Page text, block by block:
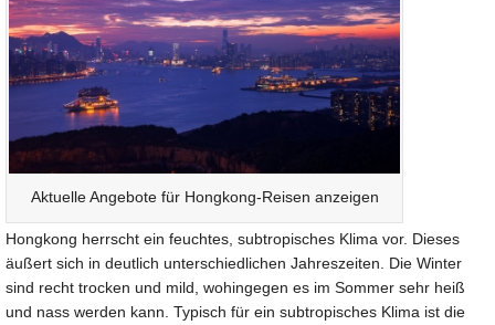
Aktuelle Angebote für Hongkong-Reisen anzeigen
Hongkong herrscht ein feuchtes, subtropisches Klima vor. Dieses
äußert sich in deutlich unterschiedlichen Jahreszeiten. Die Winter
sind recht trocken und mild, wohingegen es im Sommer sehr heiß
und nass werden kann. Typisch für ein subtropisches Klima ist die